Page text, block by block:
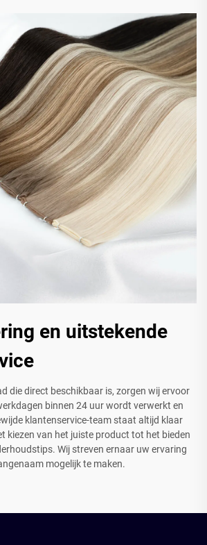
en uitstekende
die direct beschikbaar is, zorgen wij ervoor
binnen 24 uur wordt verwerkt en
klantenservice-team staat altijd klaar
kiezen van het juiste product tot het bieden
Wij streven ernaar uw ervaring
mogelijk te maken.